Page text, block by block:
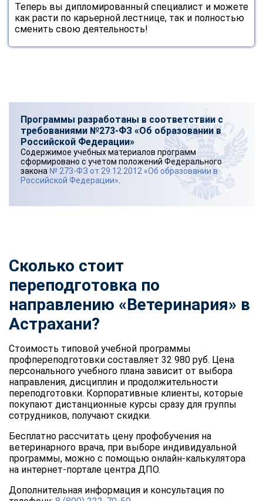
Теперь вы дипломированный специалист и можете
как расти по карьерной лестнице, так и полностью
сменить свою деятельность!
Программы разработаны в соответствии с
требованиями №273-ФЗ «Об образовании в
Российской Федерации»
Содержимое учебных материалов программ
сформировано с учетом положений Федерального
закона № 273-ФЗ от 29.12.2012 «Об образовании в
Российской Федерации»
Сколько стоит
переподготовка по
направлению «Ветеринария» в
Астрахани?
Стоимость типовой учебной программы
профпереподготовки составляет 32 980 руб. Цена
персонального учебного плана зависит от выбора
направления, дисциплин и продолжительности
переподготовки. Корпоративные клиенты, которые
покупают дистанционные курсы сразу для группы
сотрудников, получают скидки.
Бесплатно рассчитать цену профобучения на
ветеринарного врача, при выборе индивидуальной
программы, можно с помощью онлайн-калькулятора
на интернет-портале центра ДПО.
Дополнительная информация и консультация по